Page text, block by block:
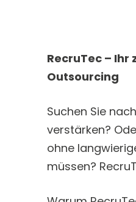
RecruTec –
Outsourcing
Suchen Sie
verstärken?
ohne
müssen?